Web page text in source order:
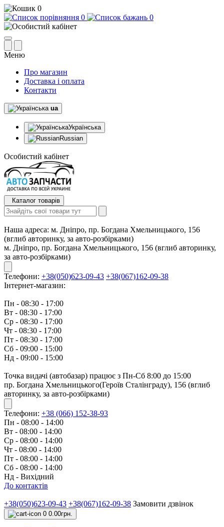
0
0
0
Меню
Про магазин
Доставка і оплата
Контакти
ua
Українська
Russian
Особистий кабінет
Каталог товарів
Наша адреса: м. Дніпро, пр. Богдана Хмельницького, 156
(вглиб авторинку, за авто-розбірками)
м. Дніпро, пр. Богдана Хмельницького, 156 (вглиб авторинку,
за авто-розбірками)
Телефони: +38(050)623-09-43 +38(067)162-09-38
Інтернет-магазин:
Пн - 08:30 - 17:00
Вт - 08:30 - 17:00
Ср - 08:30 - 17:00
Чт - 08:30 - 17:00
Пт - 08:30 - 17:00
Сб - 09:00 - 15:00
Нд - 09:00 - 15:00
Точка видачі (автобазар) працює з Пн-Сб 8:00 до 15:00
пр. Богдана Хмельницького(Героїв Сталінграду), 156 (вглиб
авторинку, за авто-розбірками)
Телефони: +38 (066) 152-38-93
Пн - 08:00 - 14:00
Вт - 08:00 - 14:00
Ср - 08:00 - 14:00
Чт - 08:00 - 14:00
Пт - 08:00 - 14:00
Сб - 08:00 - 14:00
Нд - Вихідний
До контактів
+38(050)623-09-43 +38(067)162-09-38 Замовити дзвінок
0 0.00грн.